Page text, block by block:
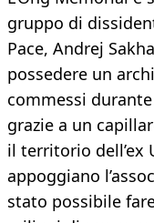
gruppo di
Pace, Andrej
possedere un
commessi
grazie a un
il territorio dell’ex
appoggiano
stato possibile